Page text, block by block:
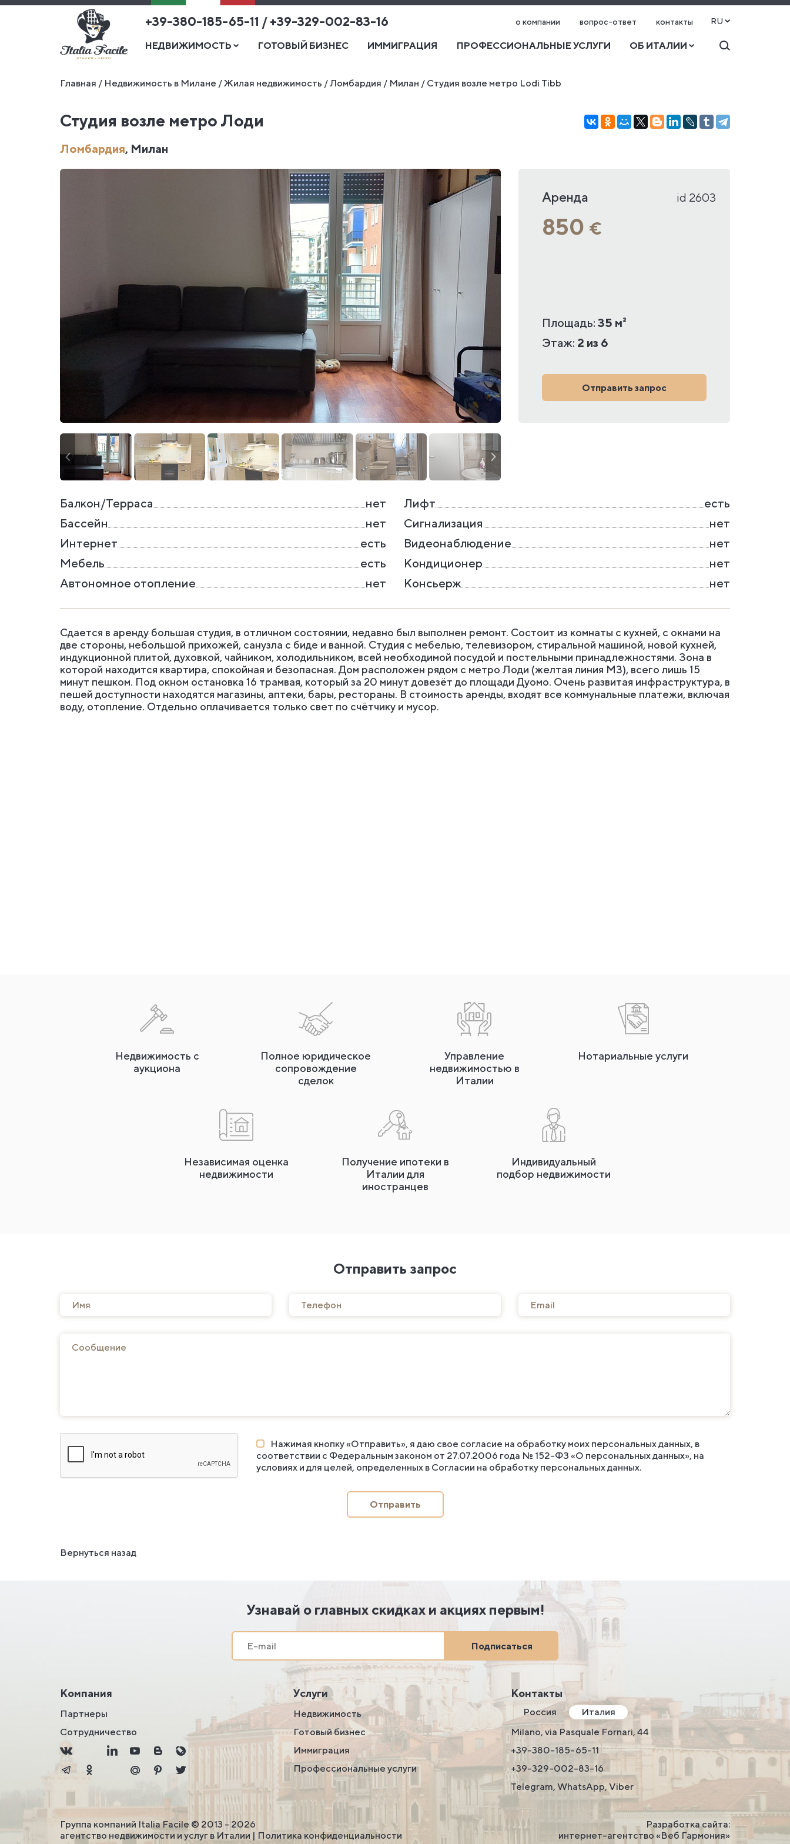
+39-380-185-65-11 / +39-329-002-83-16 о компании вопрос-ответ контакты RU
НЕДВИЖИМОСТЬ ГОТОВЫЙ БИЗНЕС ИММИГРАЦИЯ ПРОФЕССИОНАЛЬНЫЕ УСЛУГИ ОБ ИТАЛИИ
Главная / Недвижимость в Милане /Жилая недвижимость /Ломбардия / Милан / Студия возле метро Lodi Tibb
Студия возле метро Лоди
Ломбардия, Милан
Аренда id 2603
850 €
Площадь: 35 м²
Этаж: 2 из 6
Отправить запрос
Балкон/Терраса нет Лифт
есть
Бассейн
нет Сигнализация
нет
Интернет
есть Видеонаблюдение
нет
Мебель
есть Кондиционер
нет
Автономное отопление
нет Консьерж нет
Сдается в аренду большая студия, в отличном состоянии, недавно был выполнен ремонт. Состоит из комнаты с кухней, с окнами на
две стороны, небольшой прихожей, санузла с биде и ванной. Студия с мебелью, телевизором, стиральной машиной, новой кухней,
индукционной плитой, духовкой, чайником, холодильником, всей необходимой посудой и постельными принадлежностями. Зона в
которой находится квартира, спокойная и безопасная. Дом расположен рядом с метро Лоди (желтая линия М3), всего лишь 15
минут пешком. Под окном остановка 16 трамвая, который за 20 минут довезёт до площади Дуомо. Очень развитая инфраструктура, в
пешей доступности находятся магазины, аптеки, бары, рестораны. В стоимость аренды, входят все коммунальные платежи, включая
воду, отопление. Отдельно оплачивается только свет по счётчику и мусор.
Недвижимость с
аукциона
Полное юридическое
сопровождение
сделок
Управление
недвижимостью в
Италии
Нотариальные услуги
Независимая оценка
недвижимости
Получение ипотеки в
Италии для
иностранцев
Индивидуальный
подбор недвижимости
Отправить запрос
Нажимая кнопку «Отправить», я даю свое согласие на обработку моих персональных данных, в
соответствии с Федеральным законом от 27.07.2006 года № 152-ФЗ «О персональных данных», на
условиях и для целей, определенных в Согласии на обработку персональных данных.
Отправить
Вернуться назад
Узнавай о главных скидках и акциях первым!
Подписаться
Компания
Партнеры
Сотрудничество
Услуги
Недвижимость
Готовый бизнес
Иммиграция
Профессиональные услуги
Контакты
Россия
Италия
Milano, via Pasquale Fornari, 44
+39-380-185-65-11
+39-329-002-83-16
Telegram, WhatsApp, Viber
Группа компаний Italia Facile © 2013 - 2026
агентство недвижимости и услуг в Италии | Политика конфиденциальности
Разработка сайта:
интернет-агентство «Веб Гармония»